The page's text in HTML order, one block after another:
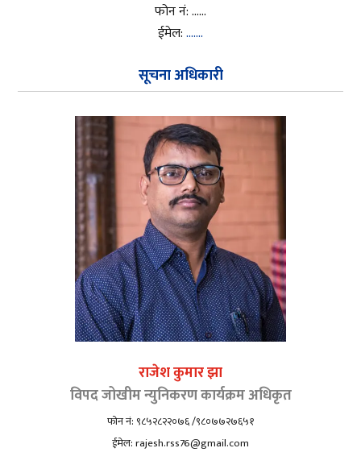
फोन नं: ……
ईमेल:…….
सूचना अधिकारी
राजेश कुमार झा
विपद जोखीम न्युनिकरण कार्यक्रम अधिकृत
फोन नं: ९८५२८२२०७६ /९८०७७२७६५१
ईमेल: rajesh.rss76@gmail.com